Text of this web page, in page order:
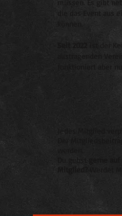
müssen. Es gibt
die das Event aus
Seit 2022
ist der
austragenden
funktioniert aber
Jedes Mitglied
Der
Du gehst
gerne
Mitglied?
Werdet